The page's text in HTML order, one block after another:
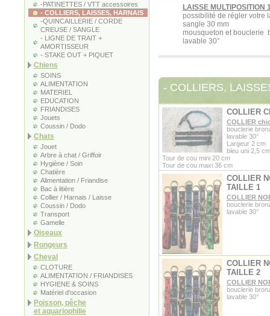
-PATINETTES / VTT accessoires
- COLLIERS, LAISSES, HARNAIS
-QUINCAILLERIE / CORDE
CREUSE / SANGLE
- LIGNE DE TRAIT +
AMORTISSEUR
- STAKE OUT + PIQUET
Chiens
SOINS
ALIMENTATION
MATERIEL
EDUCATION
FRIANDISES
Jouets
Coussin / Dodo
Chats
Jouet
Arbre à chat / Griffoir
Hygiène / Soin
Chatière
Alimentation / Friandise
Bac à litière
Collier / Harnais / Laisse
Coussin / Dodo
Transport
Gamelle
Oiseaux
Rongeurs
Cheval
CLOTURE
ALIMENTATION / FRIANDISES
HYGIENE & SOINS
Matériel d'occasion
Poisson, pêche
et aquariophilie
LAISSE
possibilité de régler votre
sangle 30 mm
mousqueton et bouclerie
lavable 30°
- COLLIERS,
COLLIER
COLLIER
bouclerie
lavable 30°
Largeur 2 cm
bleu uni 2,5 cm
Tour de cou mini 20 cm
Tour de cou maxi 36 cm
COLLIER
TAILLE 1
COLLIER
bouclerie
lavable 30°
COLLIER
TAILLE 2
COLLIER
bouclerie
lavable 30°